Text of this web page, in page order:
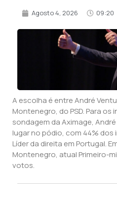
Agosto 4, 2026 09:20
A escolha é entre André
Montenegro, do PSD. Para os
sondagem da Aximage,
lugar no pódio, com 44%
Líder da direita em Portugal.
Montenegro, atual Primeiro-
votos.